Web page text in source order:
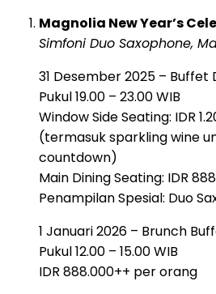
Magnolia New Year’s
Simfoni Duo Saxophone,
31 Desember 2025 – Buffet
Pukul 19.00 – 23.00 WIB
Window Side Seating: IDR
(termasuk sparkling wine
countdown)
Main Dining Seating: IDR
Penampilan Spesial: Duo
1 Januari 2026 – Brunch
Pukul 12.00 – 15.00 WIB
IDR 888.000++ per orang